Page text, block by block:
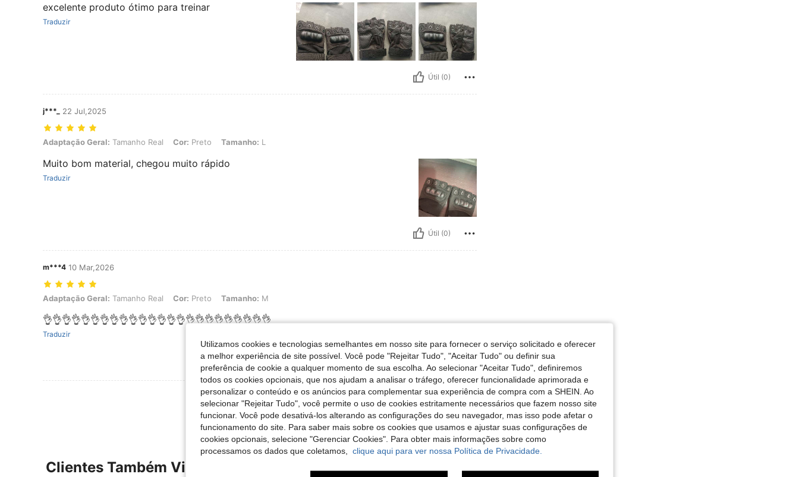
excelente produto ótimo para treinar
Traduzir
Útil (0)
j***_ 22 Jul,2025
Adaptação Geral: Tamanho Real, Cor: Preto, Tamanho: L
Adaptação Geral: Tamanho Real Cor: Preto Tamanho: L
Muito bom material, chegou muito rápido
Traduzir
Útil (0)
m***4 10 Mar,2026
Adaptação Geral: Tamanho Real, Cor: Preto, Tamanho: M
Adaptação Geral: Tamanho Real Cor: Preto Tamanho: M
👌👌👌👌👌👌👌👌👌👌👌👌👌👌👌👌👌👌👌👌👌👌👌👌
Traduzir
Útil (0)
Ver Mais Avaliações
Clientes Também Visitaram
Utilizamos cookies e tecnologias semelhantes em nosso site para fornecer o serviço solicitado e oferecer
a melhor experiência de site possível. Você pode "Rejeitar Tudo", "Aceitar Tudo" ou definir sua
preferência de cookie a qualquer momento de sua escolha. Ao selecionar "Aceitar Tudo", definiremos
todos os cookies opcionais, que nos ajudam a analisar o tráfego, oferecer funcionalidade aprimorada e
personalizar o conteúdo e os anúncios para complementar sua experiência de compra com a SHEIN. Ao
selecionar "Rejeitar Tudo", você permite o uso de cookies estritamente necessários que fazem nosso site
funcionar. Você pode desativá-los alterando as configurações do seu navegador, mas isso pode afetar o
funcionamento do site. Para saber mais sobre os cookies que usamos e ajustar suas configurações de
cookies opcionais, selecione "Gerenciar Cookies". Para obter mais informações sobre como
processamos os dados que coletamos, clique aqui para ver nossa Política de Privacidade.